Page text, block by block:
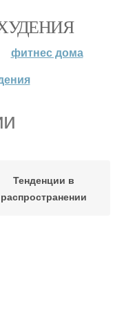
фитнес дома
Тенденции в
распространении